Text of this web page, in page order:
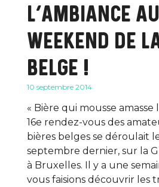
L’AMBIANCE AU
WEEKEND DE
BELGE !
10 septembre 2014
« Bière qui mousse amasse
16e rendez-vous des
bières belges se déroulait
septembre dernier, sur la
à Bruxelles. Il y a une
vous faisions découvrir les